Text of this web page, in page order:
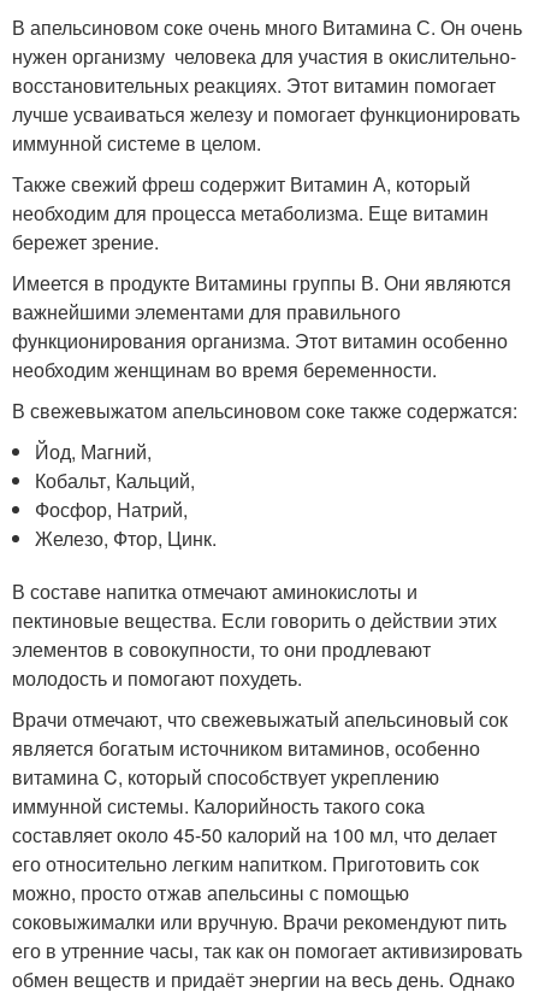
В апельсиновом соке очень много Витамина С. Он очень
нужен организму человека для участия в окислительно-
восстановительных реакциях. Этот витамин помогает
лучше усваиваться железу и помогает функционировать
иммунной системе в целом.
Также свежий фреш содержит Витамин А, который
необходим для процесса метаболизма. Еще витамин
бережет зрение.
Имеется в продукте Витамины группы В. Они являются
важнейшими элементами для правильного
функционирования организма. Этот витамин особенно
необходим женщинам во время беременности.
В свежевыжатом апельсиновом соке также содержатся:
Йод, Магний,
Кобальт, Кальций,
Фосфор, Натрий,
Железо, Фтор, Цинк.
В составе напитка отмечают аминокислоты и
пектиновые вещества. Если говорить о действии этих
элементов в совокупности, то они продлевают
молодость и помогают похудеть.
Врачи отмечают, что свежевыжатый апельсиновый сок
является богатым источником витаминов, особенно
витамина C, который способствует укреплению
иммунной системы. Калорийность такого сока
составляет около 45-50 калорий на 100 мл, что делает
его относительно легким напитком. Приготовить сок
можно, просто отжав апельсины с помощью
соковыжималки или вручную. Врачи рекомендуют пить
его в утренние часы, так как он помогает активизировать
обмен веществ и придаёт энергии на весь день. Однако